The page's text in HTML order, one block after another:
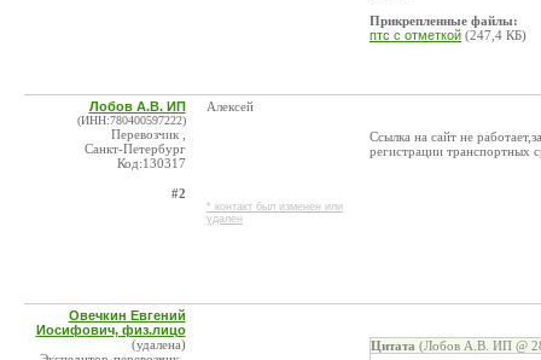
Прикрепленные файлы:
птс с отметкой (247,4 КБ)
Лобов А.В. ИП
(ИНН:780400597222)
Перевозчик ,
Санкт-Петербург
Код:130317
#2
Алексей
* контакт был изменен или
удален
Ссылка на сайт не
регистрации транспортных
Овечкин Евгений
Иосифович, физ.лицо
(удалена)
Цитата (Лобов А.В. ИП @